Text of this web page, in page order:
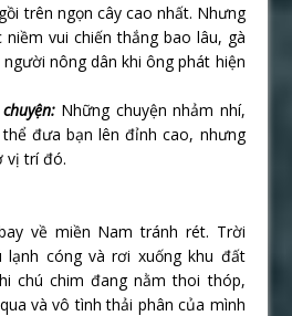
trên ngọn cây cao nhất. Nhưng
vui chiến thắng bao lâu, gà
nông dân khi ông phát hiện
Những chuyện nhảm nhí,
đưa bạn lên đỉnh cao, nhưng
vị trí đó.
về miền Nam tránh rét. Trời
lạnh cóng và rơi xuống khu đất
chú chim đang nằm thoi thóp,
và vô tình thải phân của mình